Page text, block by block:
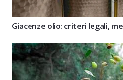
Giacenze olio: criteri legali,